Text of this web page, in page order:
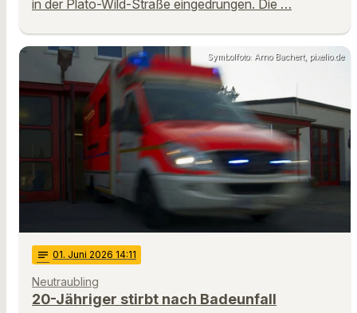
in der Plato-Wild-Straße eingedrungen. Die …
Symbolfoto: Arno Bachert, pixelio.de
notes 01. Juni 2026 14:11
Neutraubling
20-Jähriger stirbt nach Badeunfall